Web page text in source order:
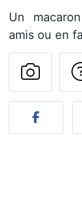
Un
amis ou en